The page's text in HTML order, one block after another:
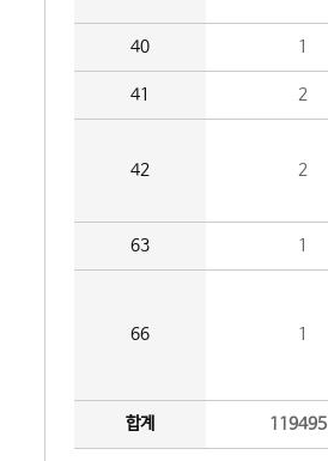
40 1
41 2
42 2
63 1
66 1
합계